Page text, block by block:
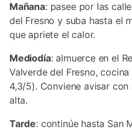
Mañana: pasee por las
del Fresno y suba hasta el
que apriete el calor.
Mediodía: almuerce en el
Valverde del Fresno,
4,3/5). Conviene avisar
alta.
Tarde: continúe hasta San